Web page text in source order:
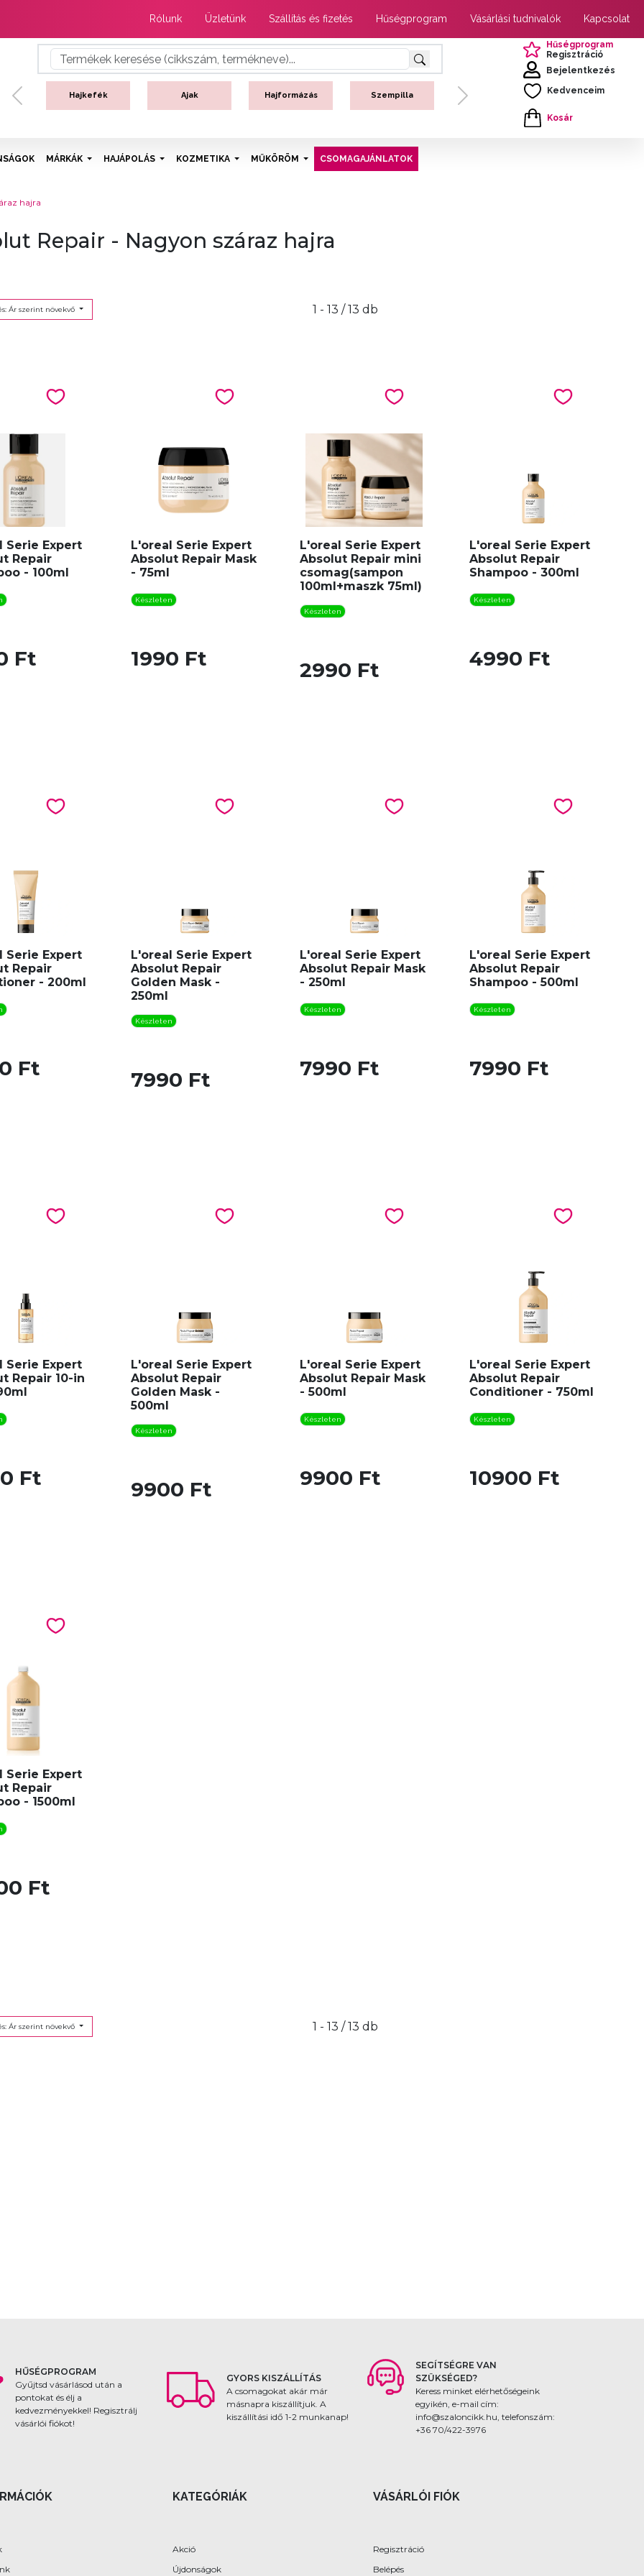
Rólunk Üzletünk Szállítás és fizetés Hűségprogram Vásárlási tudnivalók Kapcsolat
Hajkefék Ajak Hajformázás Szempilla
Previous Next
Hűségprogram
Regisztráció
Bejelentkezés
Kedvenceim
Kosár
MÁRKÁK HAJÁPOLÁS KOZMETIKA MŰKÖRÖM CSOMAGAJÁNLATOK
hajra
Repair - Nagyon száraz hajra
Ár szerint növekvő 1 - 13 / 13 db
Serie Expert
Repair
- 100ml
Ft
L'oreal Serie Expert
Absolut Repair Mask
- 75ml
Készleten
1990 Ft
L'oreal Serie Expert
Absolut Repair mini
csomag(sampon
100ml+maszk 75ml)
Készleten
2990 Ft
L'oreal Serie Expert
Absolut Repair
Shampoo - 300ml
Készleten
4990 Ft
Serie Expert
Repair
- 200ml
Ft
L'oreal Serie Expert
Absolut Repair
Golden Mask -
250ml
Készleten
7990 Ft
L'oreal Serie Expert
Absolut Repair Mask
- 250ml
Készleten
7990 Ft
L'oreal Serie Expert
Absolut Repair
Shampoo - 500ml
Készleten
7990 Ft
Serie Expert
Repair 10-in
Ft
L'oreal Serie Expert
Absolut Repair
Golden Mask -
500ml
Készleten
9900 Ft
L'oreal Serie Expert
Absolut Repair Mask
- 500ml
Készleten
9900 Ft
L'oreal Serie Expert
Absolut Repair
Conditioner - 750ml
Készleten
10900 Ft
Serie Expert
Repair
- 1500ml
Ft
Ár szerint növekvő 1 - 13 / 13 db
HŰSÉGPROGRAM
Gyűjtsd vásárlásod után a
pontokat és élj a
kedvezményekkel! Regisztrálj
vásárlói fiókot!
GYORS KISZÁLLÍTÁS
A csomagokat akár már
másnapra kiszállítjuk. A
kiszállítási idő 1-2 munkanap!
SEGÍTSÉGRE VAN
SZÜKSÉGED?
Keress minket elérhetőségeink
egyikén, e-mail cím:
info@szaloncikk.hu, telefonszám:
+36 70/422-3976
KATEGÓRIÁK
Akció
Újdonságok
VÁSÁRLÓI FIÓK
Regisztráció
Belépés